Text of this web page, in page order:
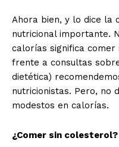
Ahora bien, y lo dice la
nutricional importante.
calorías significa comer
frente a consultas
dietética)
nutricionistas. Pero, no
modestos en calorías.
¿Comer sin colesterol?